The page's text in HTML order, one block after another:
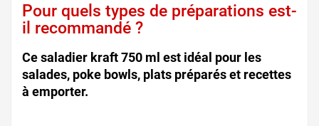
Pour quels types de préparations est-
il recommandé ?
Ce saladier kraft 750 ml est idéal pour les
salades, poke bowls, plats préparés et recettes
à emporter.